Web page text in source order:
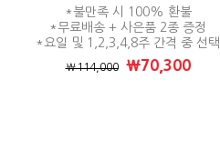
*불만족 시 100% 환불
*무료배송 + 사은품 2종 증정
*요일 및 1,2,3,4,8주 간격 중 선택
₩114,000 ₩70,300